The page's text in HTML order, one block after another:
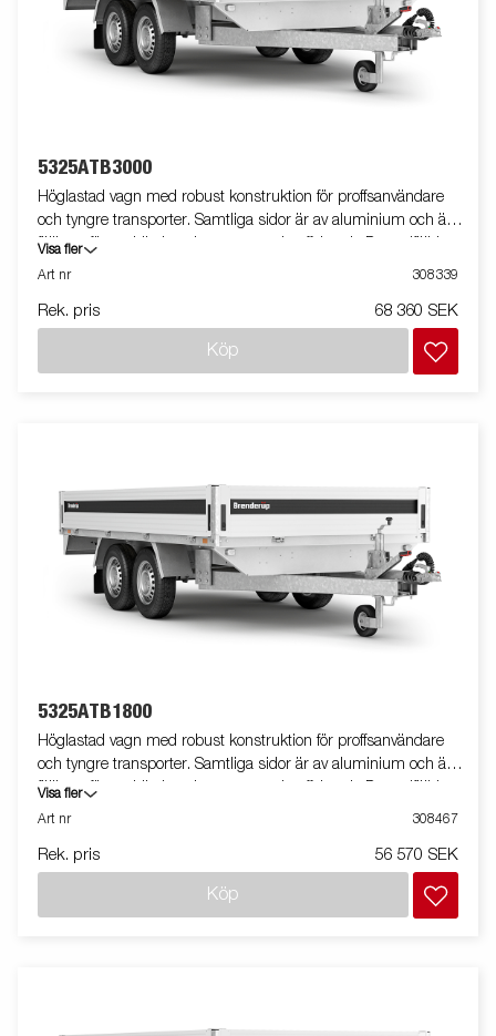
5325ATB3000
Höglastad vagn med robust konstruktion för proffsanvändare
och tyngre transporter. Samtliga sidor är av aluminium och är
fällbara för smidig lastning, t.ex. med gaffeltruck. De nedfällda
bindöglorna på lastplattformen gör det extra smidigt att säkra
köregenskaper och högre säkerhet. Vagnen på bilden kan vara
Visa fler
Art nr
308339
Rek. pris 68 360 SEK
Köp
5325ATB1800
Höglastad vagn med robust konstruktion för proffsanvändare
och tyngre transporter. Samtliga sidor är av aluminium och är
fällbara för smidig lastning, t.ex. med gaffeltruck. De nedfällda
bindöglorna på lastplattformen gör det extra smidigt att säkra
köregenskaper och högre säkerhet. Vagnen på bilden kan vara
Visa fler
Art nr
308467
Rek. pris 56 570 SEK
Köp